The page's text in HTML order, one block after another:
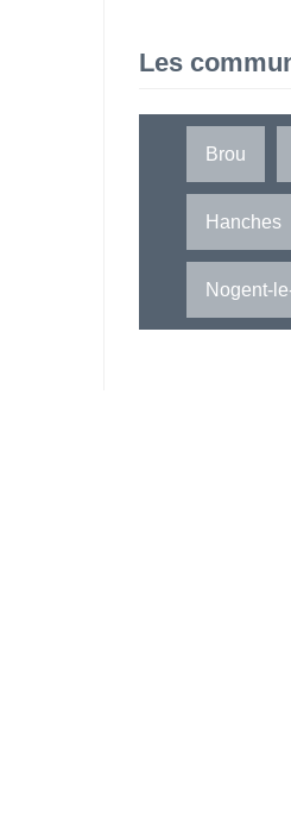
Les
Brou
Hanches
Nogent-